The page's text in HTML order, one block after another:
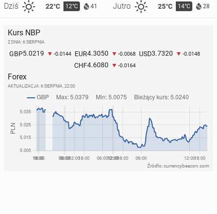
Dziś 22°C 12°C 41 Jutro 25°C 14°C 28
Kurs NBP
Z DNIA: 6 SIERPNIA
GBP5.0219 -0.0144 EUR4.3050 -0.0068 USD3.7320 -0.0148
CHF4.6080 -0.0164
Forex
AKTUALIZACJA: 6 SIERPNIA, 22:00
Źródło: currencybeacon.com